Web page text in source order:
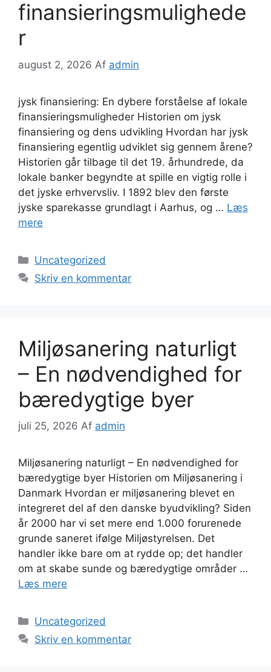
finansieringsmulighede
r
august 2, 2026 Af admin
jysk finansiering: En dybere forståelse af lokale
finansieringsmuligheder Historien om jysk
finansiering og dens udvikling Hvordan har jysk
finansiering egentlig udviklet sig gennem årene?
Historien går tilbage til det 19. århundrede, da
lokale banker begyndte at spille en vigtig rolle i
det jyske erhvervsliv. I 1892 blev den første
jyske sparekasse grundlagt i Aarhus, og … Læs
mere
Kategorier
Uncategorized
Skriv en kommentar
Miljøsanering naturligt
– En nødvendighed for
bæredygtige byer
juli 25, 2026 Af admin
Miljøsanering naturligt – En nødvendighed for
bæredygtige byer Historien om Miljøsanering i
Danmark Hvordan er miljøsanering blevet en
integreret del af den danske byudvikling? Siden
år 2000 har vi set mere end 1.000 forurenede
grunde saneret ifølge Miljøstyrelsen. Det
handler ikke bare om at rydde op; det handler
om at skabe sunde og bæredygtige områder …
Læs mere
Kategorier
Uncategorized
Skriv en kommentar